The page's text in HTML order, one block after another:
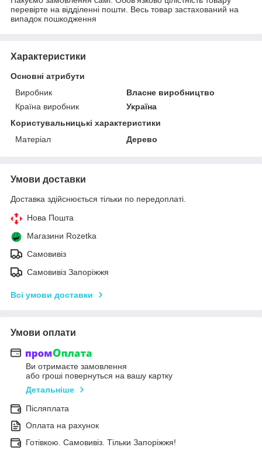
перевірте на відділенні пошти. Весь товар застахований на
випадок пошкодження
Характеристики
Основні атрибути
Виробник
Власне виробництво
Країна виробник
Україна
Користувальницькі характеристики
Матеріал
Дерево
Умови доставки
Доставка здійснюється тільки по передоплаті.
Нова Пошта
Магазини Rozetka
Самовивіз
Самовивіз Запоріжжя
Всі умови доставки
Умови оплати
Ви отримаєте замовлення
або гроші повернуться на вашу картку
Детальніше
Післяплата
Оплата на рахунок
Готівкою. Самовивіз. Тільки Запоріжжя!